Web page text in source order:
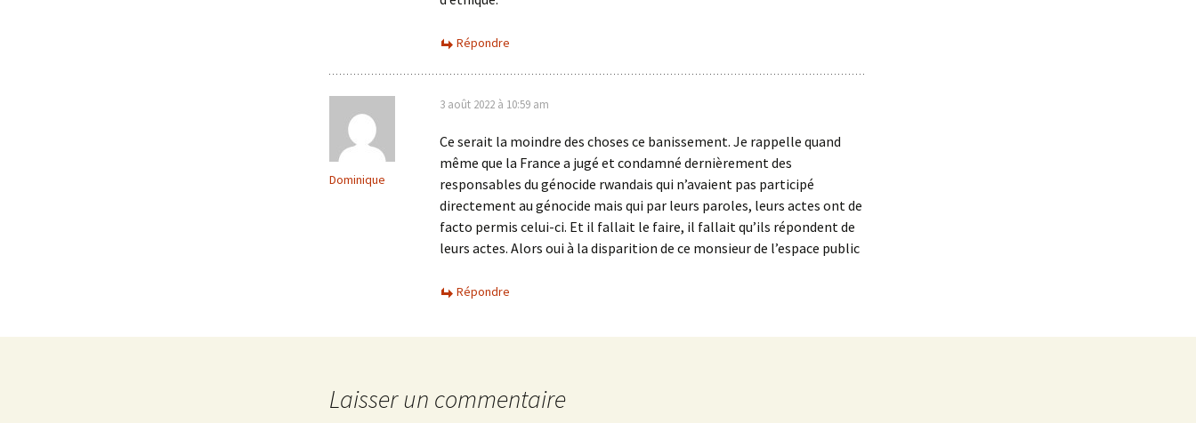
Répondre
Dominique
3 août 2022 à 10:59 am
Ce serait la moindre des choses ce banissement. Je rappelle quand
même que la France a jugé et condamné dernièrement des
responsables du génocide rwandais qui n’avaient pas participé
directement au génocide mais qui par leurs paroles, leurs actes ont de
facto permis celui-ci. Et il fallait le faire, il fallait qu’ils répondent de
leurs actes. Alors oui à la disparition de ce monsieur de l’espace public
Répondre
Laisser un commentaire